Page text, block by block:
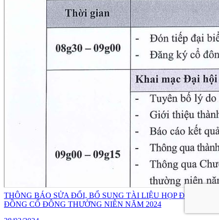
THÔNG BÁO SỬA ĐỔI, BỔ SUNG TÀI LIỆU HỌP ĐẠI HỘI
ĐỒNG CỔ ĐÔNG THƯỜNG NIÊN NĂM 2024